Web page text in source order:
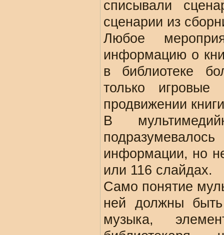
списывали
сценарии из
Любое
информацию о
в библиотеке
только
продвижении
В
информации, но
или 116 слайдах.
Само понятие
ней должны
музыка,